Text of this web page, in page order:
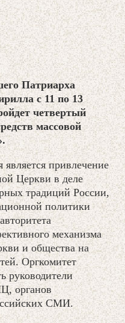
Патриарха
с 11 по 13
четвертый
массовой
привлечение
Церкви в деле
традиций России,
политики
механизма
и общества на
Оргкомитет
руководители
органов
СМИ.